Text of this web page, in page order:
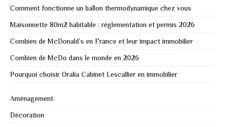
Comment fonctionne un ballon thermodynamique chez vous
Maisonnette 80m2 habitable : réglementation et permis 2026
Combien de McDonald’s en France et leur impact immobilier
Combien de McDo dans le monde en 2026
Pourquoi choisir Oralia Cabinet Lescallier en immobilier
Aménagement
Décoration